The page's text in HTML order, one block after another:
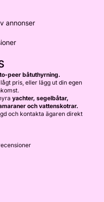
annonser
peer båtuthyrning.
pris, eller lägg ut din egen
yachter, segelbåtar,
och vattenskotrar.
och kontakta ägaren direkt